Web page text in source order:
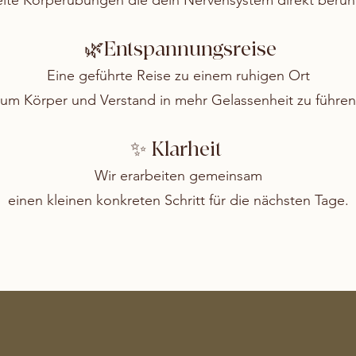
🌿Entspannungsreise
Eine geführte Reise zu einem ruhigen Ort
um Körper und Verstand in mehr Gelassenheit zu führen
✨ Klarheit
Wir erarbeiten gemeinsam
einen kleinen konkreten Schritt für die nächsten Tage.